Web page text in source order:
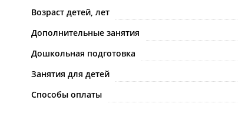
Возраст детей, лет
Дополнительные занятия
Дошкольная подготовка
Занятия для детей
Способы оплаты